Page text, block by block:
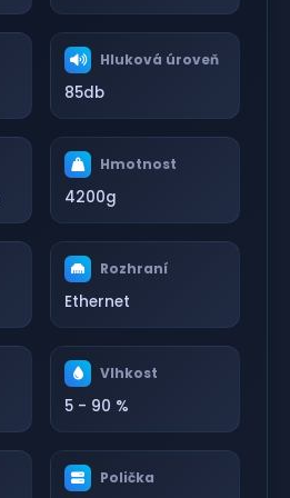
Hluková úroveň
85db
Hmotnost
4200g
Rozhraní
Ethernet
Vlhkost
5 - 90 %
Polička